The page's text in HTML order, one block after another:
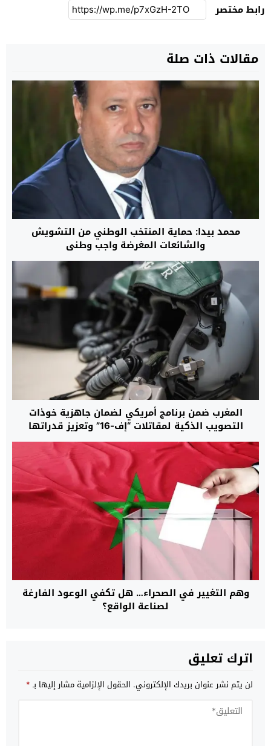
رابط مختصر
مقالات ذات صلة
محمد بيدا: حماية المنتخب الوطني من التشويش
والشائعات المغرضة واجب وطني
المغرب ضمن برنامج أمريكي لضمان جاهزية خوذات
التصويب الذكية لمقاتلات “إف-16” وتعزيز قدراتها
القتالية حتى عام 2032
وهم التغيير في الصحراء… هل تكفي الوعود الفارغة
لصناعة الواقع؟
اترك تعليق
لن يتم نشر عنوان بريدك الإلكتروني. الحقول الإلزامية مشار إليها بـ*